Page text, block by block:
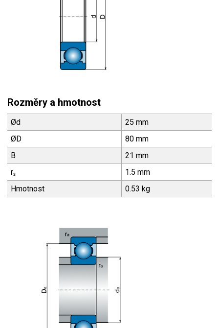
Rozměry a hmotnost
Ød
25 mm
ØD
80 mm
B
21 mm
rₛ
1.5 mm
Hmotnost
0.53 kg